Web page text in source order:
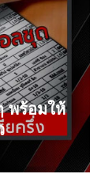
พร้อมให้